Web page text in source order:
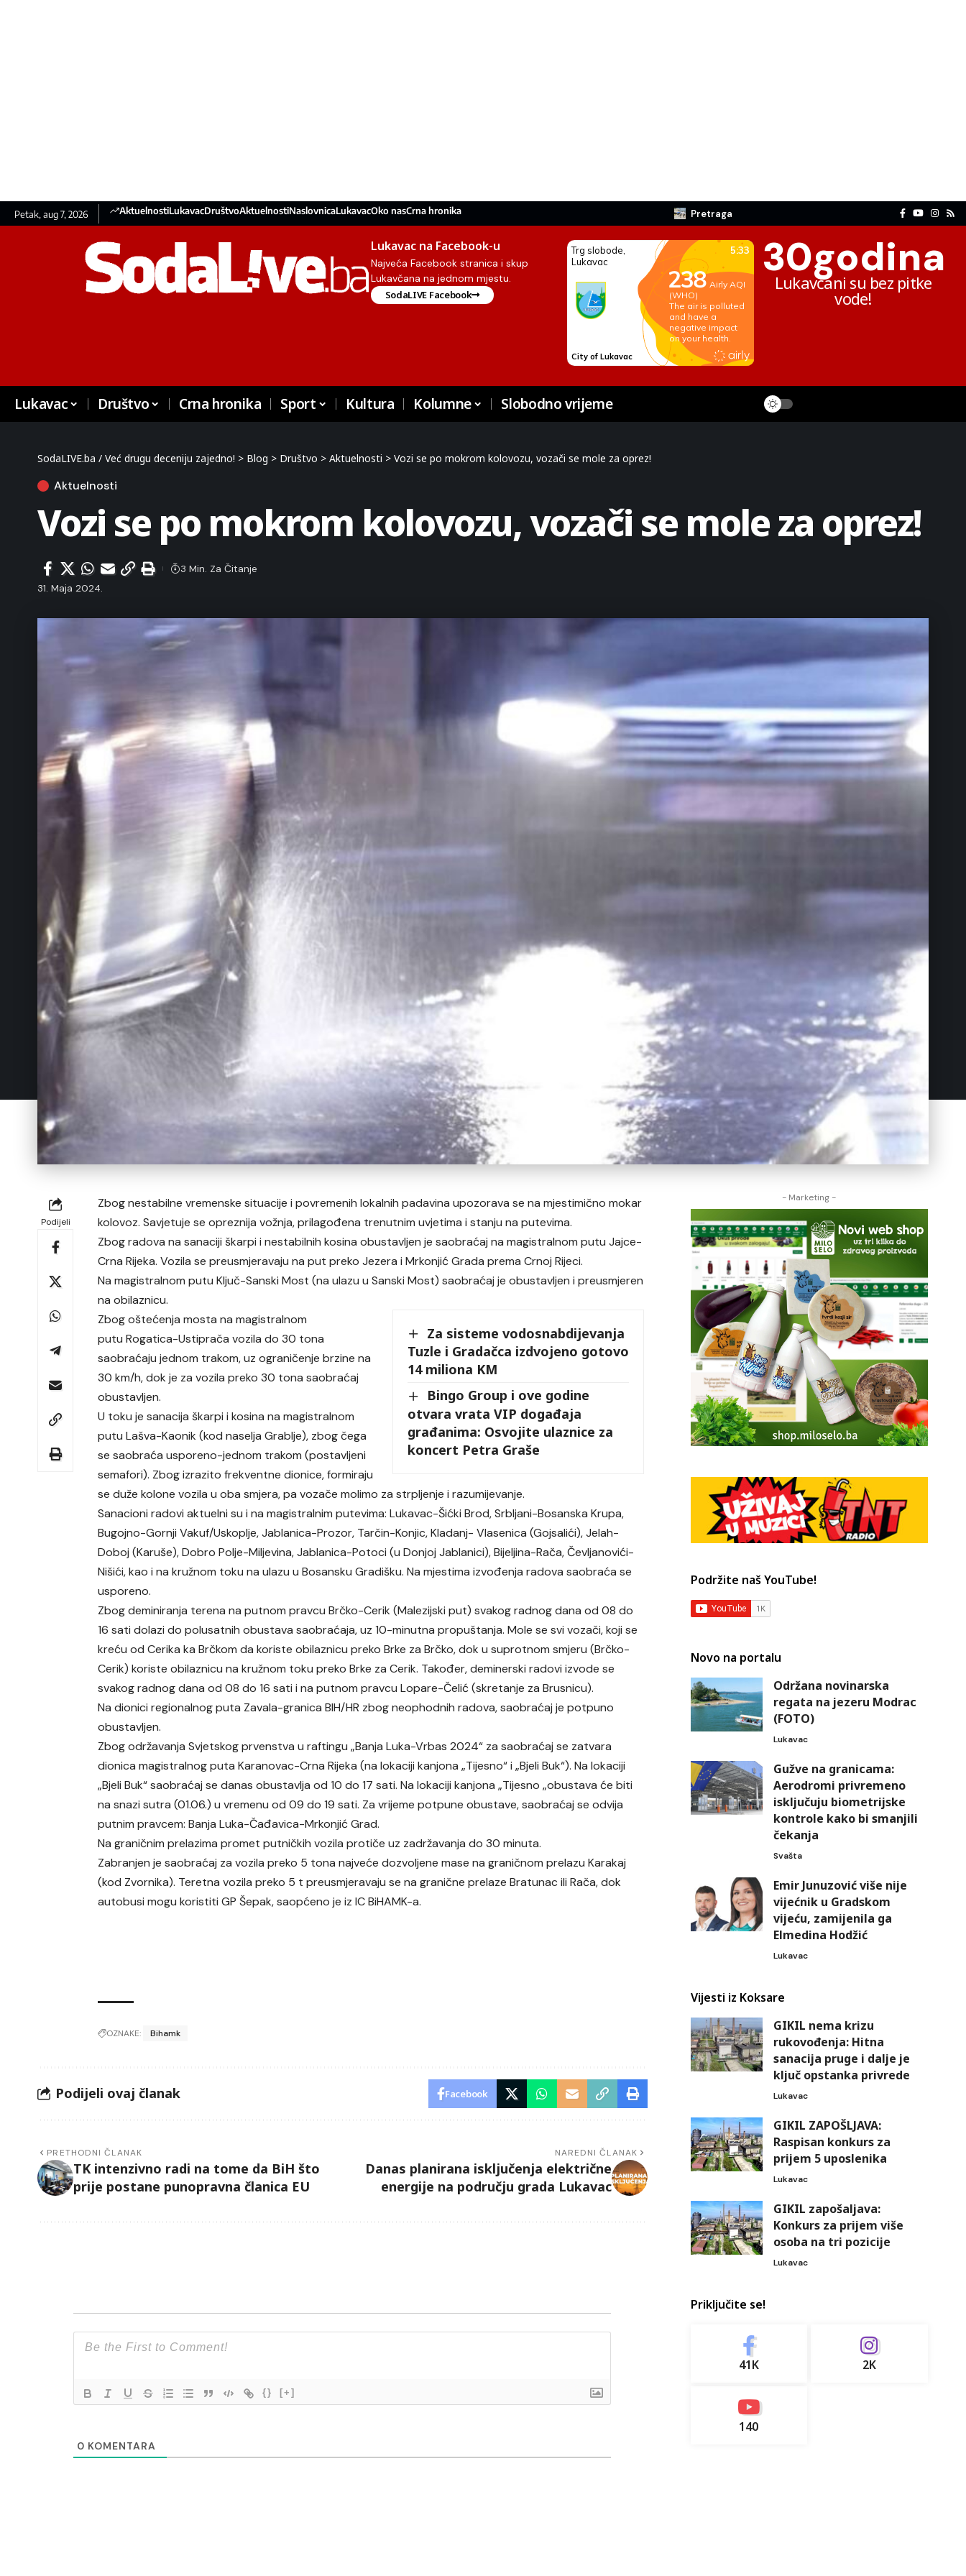
Petak, aug 7, 2026 AktuelnostiLukavacDruštvoAktuelnostiNaslovnicaLukavacOko nasCrna hronika Pretraga
Lukavac na Facebook-u
Najveća Facebook stranica i skup
Lukavčana na jednom mjestu.
SodaLIVE Facebook
30godina
Lukavčani su bez pitke
vode!
Lukavac Društvo Crna hronika Sport Kultura Kolumne Slobodno vrijeme
SodaLIVE.ba / Već drugu deceniju zajedno! > Blog > Društvo > Aktuelnosti > Vozi se po mokrom kolovozu, vozači se mole za oprez!
Aktuelnosti
Vozi se po mokrom kolovozu, vozači se mole za oprez!
31. Maja 2024.
3 Min. Za Čitanje
Podijeli
Zbog nestabilne vremenske situacije i povremenih lokalnih padavina upozorava se na mjestimično mokar
kolovoz. Savjetuje se opreznija vožnja, prilagođena trenutnim uvjetima i stanju na putevima.
Zbog radova na sanaciji škarpi i nestabilnih kosina obustavljen je saobraćaj na magistralnom putu Jajce-
Crna Rijeka. Vozila se preusmjeravaju na put preko Jezera i Mrkonjić Grada prema Crnoj Rijeci.
Na magistralnom putu Ključ-Sanski Most (na ulazu u Sanski Most) saobraćaj je obustavljen i preusmjeren
na obilaznicu.
Za sisteme vodosnabdijevanja
Tuzle i Gradačca izdvojeno gotovo
14 miliona KM
Bingo Group i ove godine
otvara vrata VIP događaja
građanima: Osvojite ulaznice za
koncert Petra Graše
Zbog oštećenja mosta na magistralnom
putu Rogatica-Ustiprača vozila do 30 tona
saobraćaju jednom trakom, uz ograničenje brzine na
30 km/h, dok je za vozila preko 30 tona saobraćaj
obustavljen.
U toku je sanacija škarpi i kosina na magistralnom
putu Lašva-Kaonik (kod naselja Grablje), zbog čega
se saobraća usporeno-jednom trakom (postavljeni
semafori). Zbog izrazito frekventne dionice, formiraju
se duže kolone vozila u oba smjera, pa vozače molimo za strpljenje i razumijevanje.
Sanacioni radovi aktuelni su i na magistralnim putevima: Lukavac-Šićki Brod, Srbljani-Bosanska Krupa,
Bugojno-Gornji Vakuf/Uskoplje, Jablanica-Prozor, Tarčin-Konjic, Kladanj- Vlasenica (Gojsalići), Jelah-
Doboj (Karuše), Dobro Polje-Miljevina, Jablanica-Potoci (u Donjoj Jablanici), Bijeljina-Rača, Čevljanovići-
Nišići, kao i na kružnom toku na ulazu u Bosansku Gradišku. Na mjestima izvođenja radova saobraća se
usporeno.
Zbog deminiranja terena na putnom pravcu Brčko-Cerik (Malezijski put) svakog radnog dana od 08 do
16 sati dolazi do polusatnih obustava saobraćaja, uz 10-minutna propuštanja. Mole se svi vozači, koji se
kreću od Cerika ka Brčkom da koriste obilaznicu preko Brke za Brčko, dok u suprotnom smjeru (Brčko-
Cerik) koriste obilaznicu na kružnom toku preko Brke za Cerik. Također, deminerski radovi izvode se
svakog radnog dana od 08 do 16 sati i na putnom pravcu Lopare-Čelić (skretanje za Brusnicu).
Na dionici regionalnog puta Zavala-granica BIH/HR zbog neophodnih radova, saobraćaj je potpuno
obustavljen.
Zbog održavanja Svjetskog prvenstva u raftingu „Banja Luka-Vrbas 2024“ za saobraćaj se zatvara
dionica magistralnog puta Karanovac-Crna Rijeka (na lokaciji kanjona „Tijesno“ i „Bjeli Buk“). Na lokaciji
„Bjeli Buk“ saobraćaj se danas obustavlja od 10 do 17 sati. Na lokaciji kanjona „Tijesno „obustava će biti
na snazi sutra (01.06.) u vremenu od 09 do 19 sati. Za vrijeme potpune obustave, saobraćaj se odvija
putnim pravcem: Banja Luka-Čađavica-Mrkonjić Grad.
Na graničnim prelazima promet putničkih vozila protiče uz zadržavanja do 30 minuta.
Zabranjen je saobraćaj za vozila preko 5 tona najveće dozvoljene mase na graničnom prelazu Karakaj
(kod Zvornika). Teretna vozila preko 5 t preusmjeravaju se na granične prelaze Bratunac ili Rača, dok
autobusi mogu koristiti GP Šepak, saopćeno je iz IC BiHAMK-a.
OZNAKE: Bihamk
Podijeli ovaj članak Facebook
PRETHODNI ČLANAK
TK intenzivno radi na tome da BiH što
prije postane punopravna članica EU
NAREDNI ČLANAK
Danas planirana isključenja električne
energije na području grada Lukavac
{} [+]
0 KOMENTARA
- Marketing -
Podržite naš YouTube!
Novo na portalu
Održana novinarska
regata na jezeru Modrac
(FOTO)
Lukavac
Gužve na granicama:
Aerodromi privremeno
isključuju biometrijske
kontrole kako bi smanjili
čekanja
Svašta
Emir Junuzović više nije
vijećnik u Gradskom
vijeću, zamijenila ga
Elmedina Hodžić
Lukavac
Vijesti iz Koksare
GIKIL nema krizu
rukovođenja: Hitna
sanacija pruge i dalje je
ključ opstanka privrede
Lukavac
GIKIL ZAPOŠLJAVA:
Raspisan konkurs za
prijem 5 uposlenika
Lukavac
GIKIL zapošaljava:
Konkurs za prijem više
osoba na tri pozicije
Lukavac
Priključite se!
41K 2K
140